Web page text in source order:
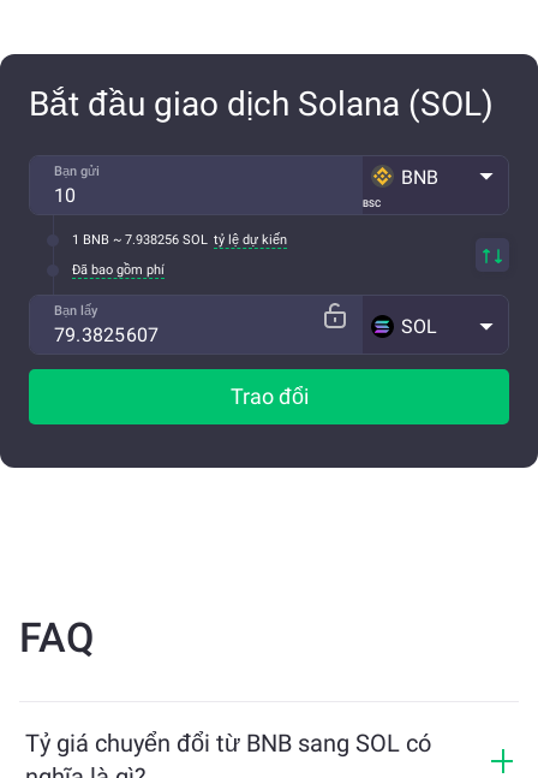
Bắt đầu giao dịch Solana (SOL)
Bạn gửi
BSC
BNB
1 BNB ~ 7.938256 SOL tỷ lệ dự kiến
Đã bao gồm phí
Bạn lấy
SOL
Trao đổi
FAQ
Tỷ giá chuyển đổi từ BNB sang SOL có